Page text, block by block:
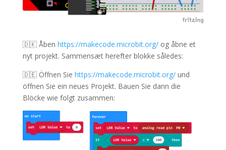
🇩🇰 Åben https://makecode.microbit.org/og åbne et
nyt projekt. Sammensæt herefter blokke således:
🇩🇪 Öffnen Sie https://makecode.microbit.org/und
öffnen Sie ein neues Projekt. Bauen Sie dann die
Blöcke wie folgt zusammen: